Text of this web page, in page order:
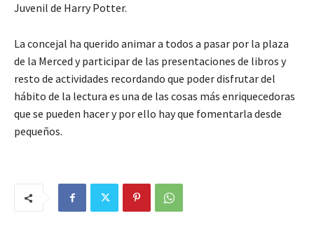
Juvenil de Harry Potter.
La concejal ha querido animar a todos a pasar por la plaza
de la Merced y participar de las presentaciones de libros y
resto de actividades recordando que poder disfrutar del
hábito de la lectura es una de las cosas más enriquecedoras
que se pueden hacer y por ello hay que fomentarla desde
pequeños.